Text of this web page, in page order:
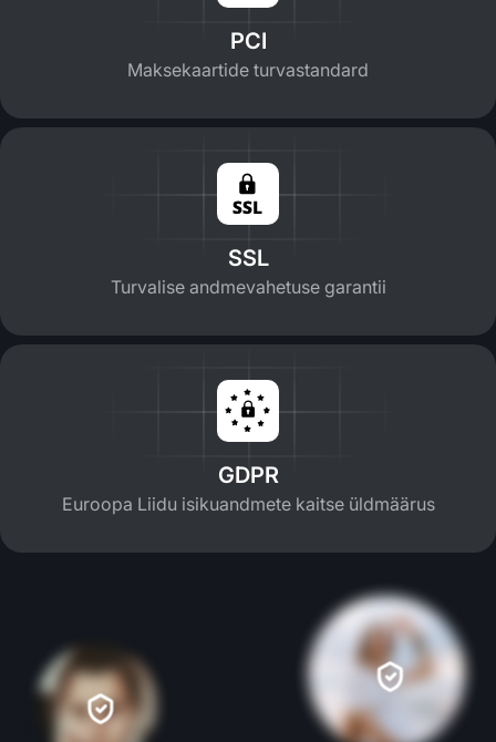
PCI
Maksekaartide turvastandard
SSL
Turvalise andmevahetuse garantii
GDPR
Euroopa Liidu isikuandmete kaitse üldmäärus